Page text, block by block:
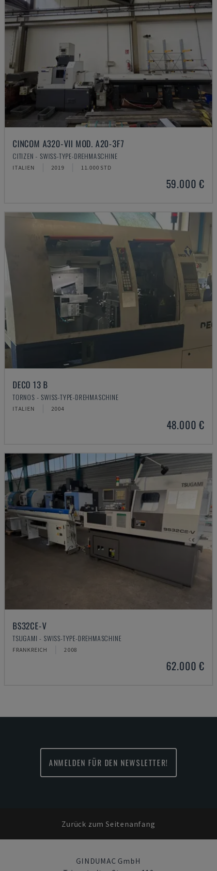
CINCOM A320-VII MOD. A20-3F7
CITIZEN - SWISS-TYPE-DREHMASCHINE
ITALIEN 2019 11.000 STD
59.000 €
DECO 13 B
TORNOS - SWISS-TYPE-DREHMASCHINE
ITALIEN 2004
48.000 €
BS32CE-V
TSUGAMI - SWISS-TYPE-DREHMASCHINE
FRANKREICH 2008
62.000 €
ANMELDEN FÜR DEN NEWSLETTER!
Zurück zum Seitenanfang
GINDUMAC GmbH